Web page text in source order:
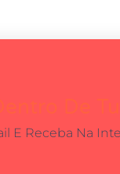
E Receba Na